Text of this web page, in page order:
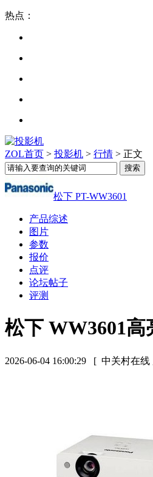
热点：
ZOL首页 > 投影机 > 行情 > 正文
松下 PT-WW3601
产品综述
图片
参数
报价
点评
论坛帖子
评测
松下 WW3601
2026-06-04 16:00:29 [ 中关村在线